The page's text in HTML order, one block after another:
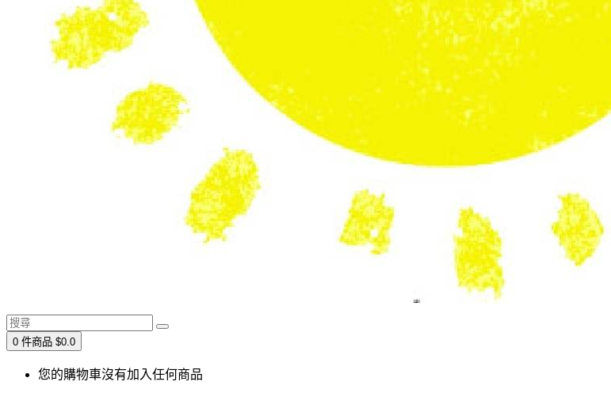
0 件商品 $0.0
您的購物車沒有加入任何商品